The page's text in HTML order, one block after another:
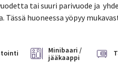
tai suuri parivuode ja
huoneessa yöpyy
Minibaari /
jääkaappi